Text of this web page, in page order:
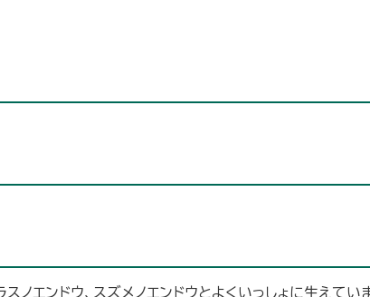
エンドウ、スズメノエンドウとよくいっしょに生えてい